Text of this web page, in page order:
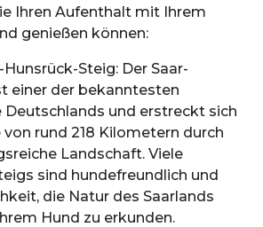
Ihren Aufenthalt mit Ihrem
genießen können:
Steig: Der Saar-
einer der bekanntesten
Deutschlands und erstreckt sich
rund 218 Kilometern durch
Landschaft. Viele
sind hundefreundlich und
die Natur des Saarlands
Hund zu erkunden.